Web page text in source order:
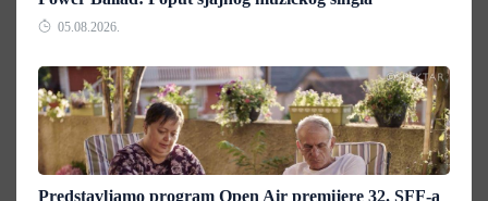
05.08.2026.
Predstavljamo program Open Air premijere 32. SFF-a